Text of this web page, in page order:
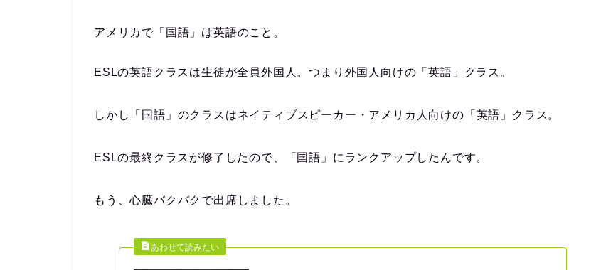
アメリカで「国語」は英語のこと。
ESLの英語クラスは生徒が全員外国人。つまり外国人向けの「英語」クラス。
しかし「国語」のクラスはネイティブスピーカー・アメリカ人向けの「英語」クラス。
ESLの最終クラスが修了したので、「国語」にランクアップしたんです。
もう、心臓バクバクで出席しました。